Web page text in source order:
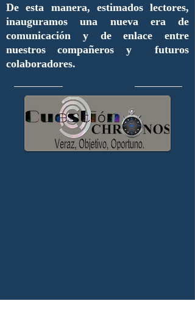
De esta manera, estimados lectores,
inauguramos una nueva era de
comunicación y de enlace entre
nuestros compañeros y futuros
colaboradores.